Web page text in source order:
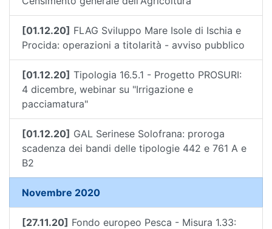
[01.12.20] FLAG Sviluppo Mare Isole di Ischia e
Procida: operazioni a titolarità - avviso pubblico
[01.12.20] Tipologia 16.5.1 - Progetto PROSURI:
4 dicembre, webinar su "Irrigazione e
pacciamatura"
[01.12.20] GAL Serinese Solofrana: proroga
scadenza dei bandi delle tipologie 442 e 761 A e
B2
Novembre 2020
[27.11.20] Fondo europeo Pesca - Misura 1.33: